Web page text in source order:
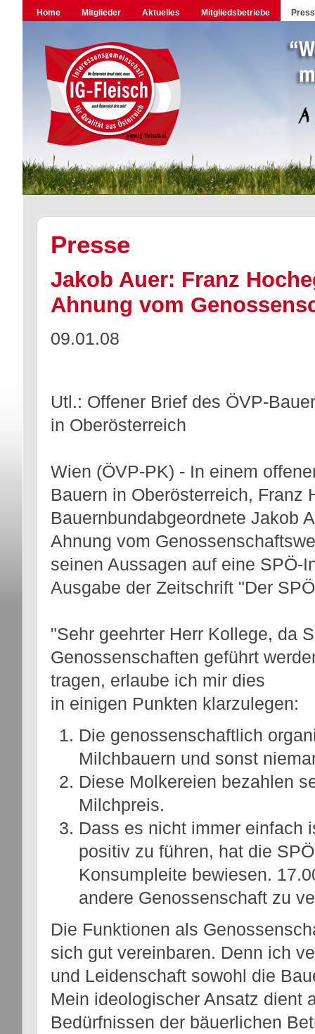
Home Mitglieder Aktuelles Mitgliedsbetriebe
Presse
Jakob Auer: Franz
Ahnung vom
09.01.08
Utl.: Offener Brief des ÖVP-
in Oberösterreich
Wien (ÖVP-PK) - In einem
Bauern in Oberösterreich, Franz
Bauernbundabgeordnete Jakob
Ahnung vom
seinen Aussagen auf eine SPÖ-
Ausgabe der Zeitschrift "Der
"Sehr geehrter Herr Kollege, da
Genossenschaften geführt
tragen, erlaube ich mir dies
in einigen Punkten klarzulegen:
Die genossenschaftlich
Milchbauern und sonst
Diese Molkereien bezahlen
Milchpreis.
Dass es nicht immer einfach
positiv zu führen, hat die
Konsumpleite bewiesen.
andere Genossenschaft zu
Die Funktionen als
sich gut vereinbaren. Denn ich
und Leidenschaft sowohl die
Mein ideologischer Ansatz dient
Bedürfnissen der bäuerlichen